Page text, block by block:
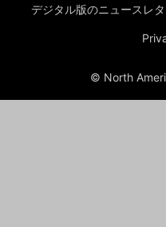
デジタル版のニュースレ
© North